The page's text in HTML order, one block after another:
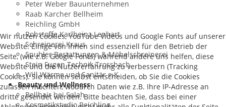
Peter Weber Bauunternehmen
Raab Karcher Bellheim
Reichling GmbH
Rohstoffe Karlheinz Lenhart
Schreinerei Kraus
Spuhler Bestattungen & Möbelschreinerei
Stein Fugen Technik Trossbach
Will Wärme und Sanitär e.K.
Beauty und Wellness
Bellhair bei Salah
Kosmetikstudio Reichling
Wir nutzen Cookies, YouTube Videos und Google Fonts auf unserer
Website. Einige von ihnen sind essenziell für den Betrieb der
Seite, (wie z.B. Google Fonts) während andere uns helfen, diese
Website und die Nutzererfahrung zu verbessern (Tracking
Cookies). Sie können selbst entscheiden, ob Sie die Cookies
zulassen möchten, wodurch Daten wie z.B. Ihre IP-Adresse an
dritte gesendet werden. Bitte beachten Sie, dass bei einer